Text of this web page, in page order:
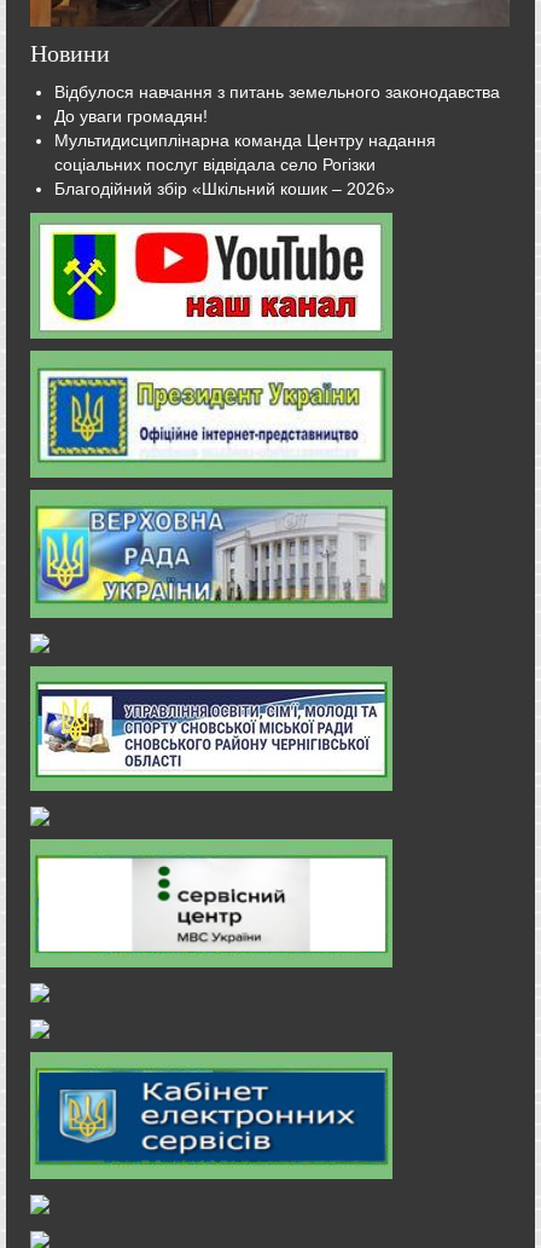
Новини
Відбулося навчання з питань земельного законодавства
До уваги громадян!
Мультидисциплінарна команда Центру надання
соціальних послуг відвідала село Рогізки
Благодійний збір «Шкільний кошик – 2026»